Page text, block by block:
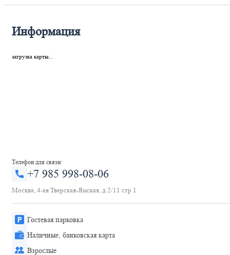
Информация
загрузка карты...
Телефон для связи:
+7 985 998-08-06
Москва, 4-ая Тверская-Ямская, д 2/11 стр 1
Гостевая парковка
Наличные, банковская карта
Взрослые